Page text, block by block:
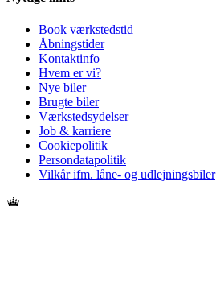
Book værkstedstid
Åbningstider
Kontaktinfo
Hvem er vi?
Nye biler
Brugte biler
Værkstedsydelser
Job & karriere
Cookiepolitik
Persondatapolitik
Vilkår ifm. låne- og udlejningsbiler